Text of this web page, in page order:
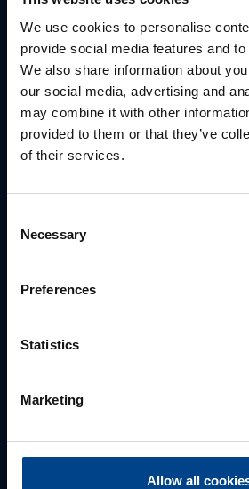
We use cookies to personalise
provide social media features and
We also share information about
our social media, advertising and
may combine it with other
provided to them or that they’ve
of their services.
Selection
Necessary
Preferences
Statistics
Marketing
Allow all
sähköpostitse tai verkkolomakkeen
ALUEMYYNTIPÄÄLLIKKÖ, LÄNSI-SUOMI